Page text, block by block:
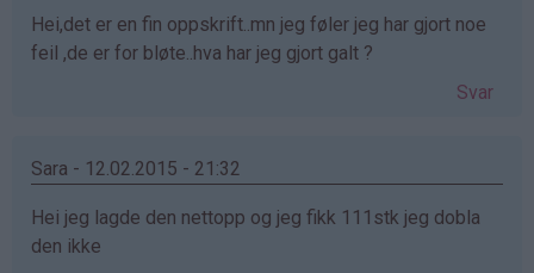
Hei,det er en fin oppskrift..mn jeg føler jeg har gjort noe
feil ,de er for bløte..hva har jeg gjort galt ?
Svar
Sara - 12.02.2015 - 21:32
Hei jeg lagde den nettopp og jeg fikk 111stk jeg dobla
den ikke